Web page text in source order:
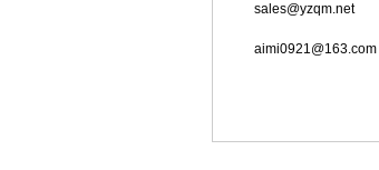
sales@yzqm.net
aimi0921@163.com